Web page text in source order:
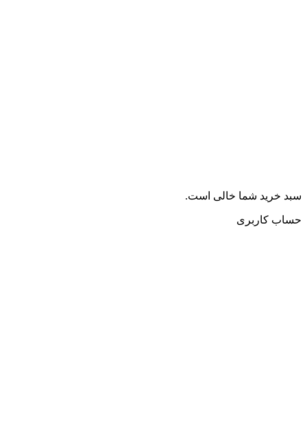
سبد خرید شما خالی است.
حساب کاربری